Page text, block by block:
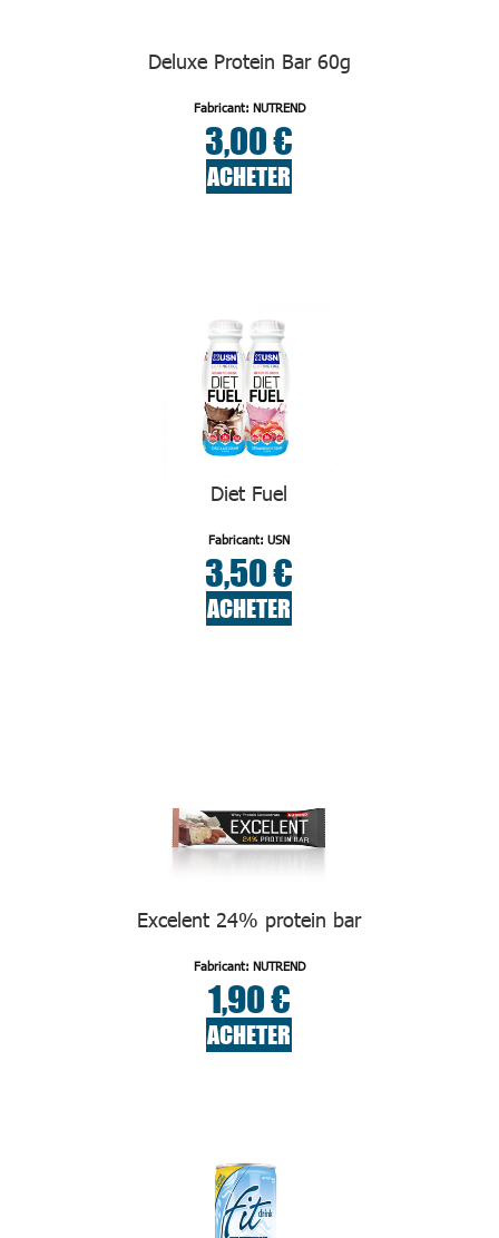
Deluxe Protein Bar 60g
Fabricant: NUTREND
3,00 €
ACHETER
Diet Fuel
Fabricant: USN
3,50 €
ACHETER
Excelent 24% protein bar
Fabricant: NUTREND
1,90 €
ACHETER